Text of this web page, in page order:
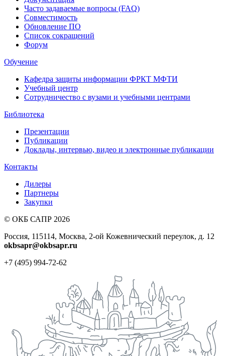
Часто задаваемые вопросы (FAQ)
Совместимость
Обновление ПО
Список сокращений
Форум
Обучение
Кафедра защиты информации ФРКТ МФТИ
Учебный центр
Сотрудничество с вузами и учебными центрами
Библиотека
Презентации
Публикации
Доклады, интервью, видео и электронные публикации
Контакты
Дилеры
Партнеры
Закупки
© ОКБ САПР 2026
Россия, 115114, Москва, 2-ой Кожевнический переулок, д. 12
okbsapr@okbsapr.ru
+7 (495) 994-72-62